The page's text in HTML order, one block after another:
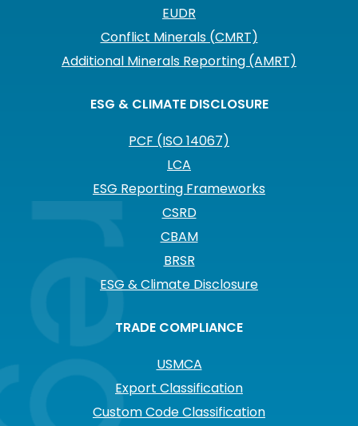
EUDR
Conflict Minerals (CMRT)
Additional Minerals Reporting (AMRT)
ESG & CLIMATE DISCLOSURE
PCF (ISO 14067)
LCA
ESG Reporting Frameworks
CSRD
CBAM
BRSR
ESG & Climate Disclosure
TRADE COMPLIANCE
USMCA
Export Classification
Custom Code Classification